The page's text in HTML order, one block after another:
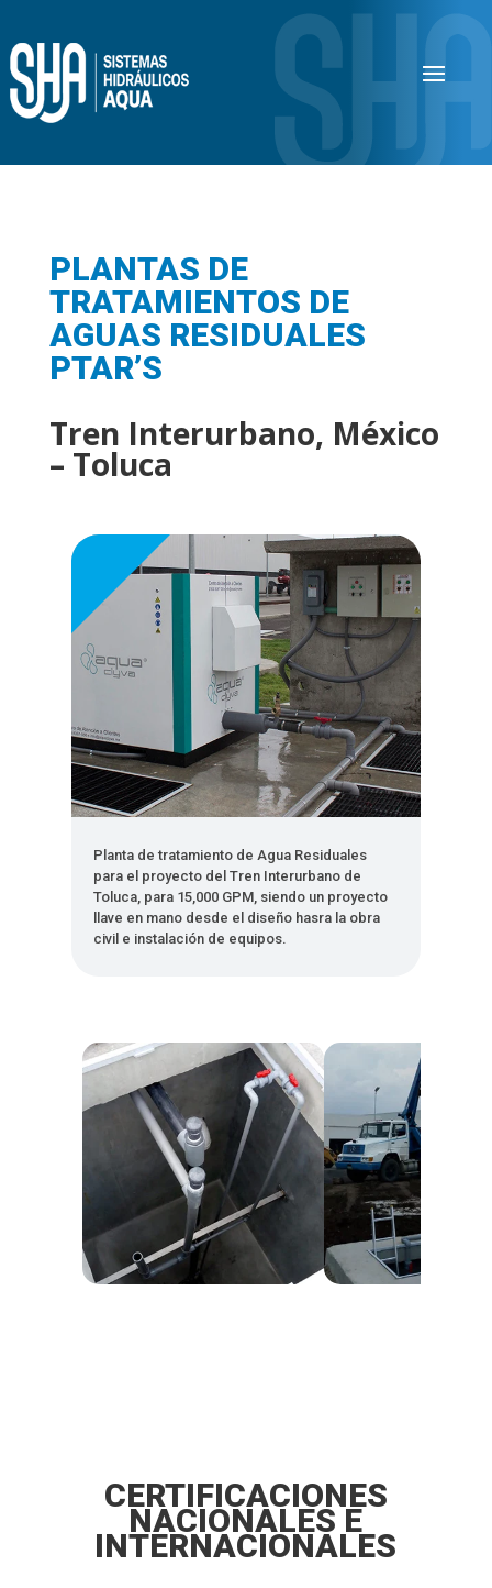
PLANTAS DE
TRATAMIENTOS DE
AGUAS RESIDUALES
PTAR’S
Tren Interurbano, México
– Toluca
Planta de tratamiento de Agua Residuales
para el proyecto del Tren Interurbano de
Toluca, para 15,000 GPM, siendo un proyecto
llave en mano desde el diseño hasra la obra
civil e instalación de equipos.
CERTIFICACIONES
NACIONALES E
INTERNACIONALES